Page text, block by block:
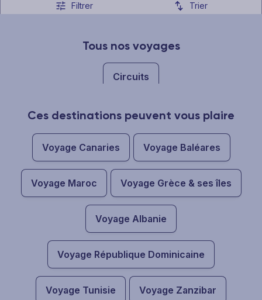
Filtrer Trier
Tous nos voyages
Circuits
Ces destinations peuvent vous plaire
Voyage Canaries Voyage Baléares
Voyage Maroc Voyage Grèce & ses îles
Voyage Albanie
Voyage République Dominicaine
Voyage Tunisie Voyage Zanzibar